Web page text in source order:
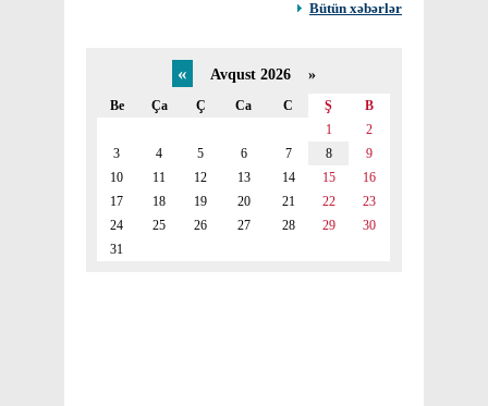
Bütün xəbərlər
« Avqust 2026 »
Be Ça Ç Ca C Ş
B
1
2
3
4 5 6 7 8
9
10
11 12 13 14 15
16
17
18 19 20 21 22
23
24
25 26 27 28 29
30
31